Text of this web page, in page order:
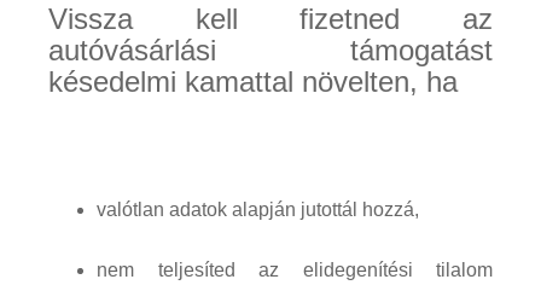
Vissza kell fizetned az
autóvásárlási támogatást
késedelmi kamattal növelten, ha
valótlan adatok alapján jutottál hozzá,
nem teljesíted az elidegenítési tilalom